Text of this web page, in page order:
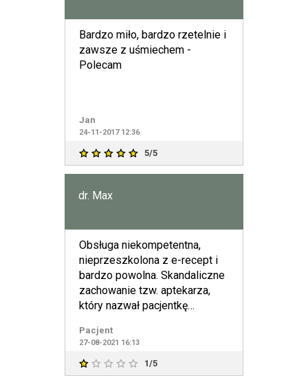
Bardzo miło, bardzo rzetelnie i
zawsze z uśmiechem -
Polecam
Jan
24-11-2017 12:36
5/5
dr. Max
Obsługa niekompetentna,
nieprzeszkolona z e-recept i
bardzo powolna. Skandaliczne
zachowanie tzw. aptekarza,
który nazwał pacjentkę
Pacjent
27-08-2021 16:13
1/5